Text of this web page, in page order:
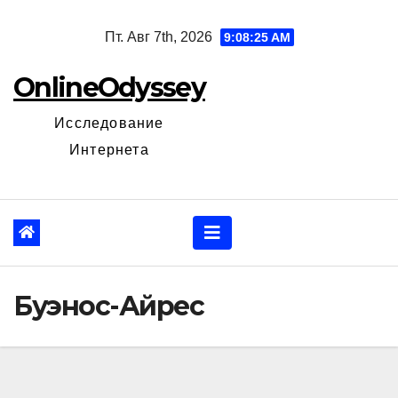
Пт. Авг 7th, 2026 9:08:26 AM
OnlineOdyssey
Исследование
Интернета
Буэнос-Айрес